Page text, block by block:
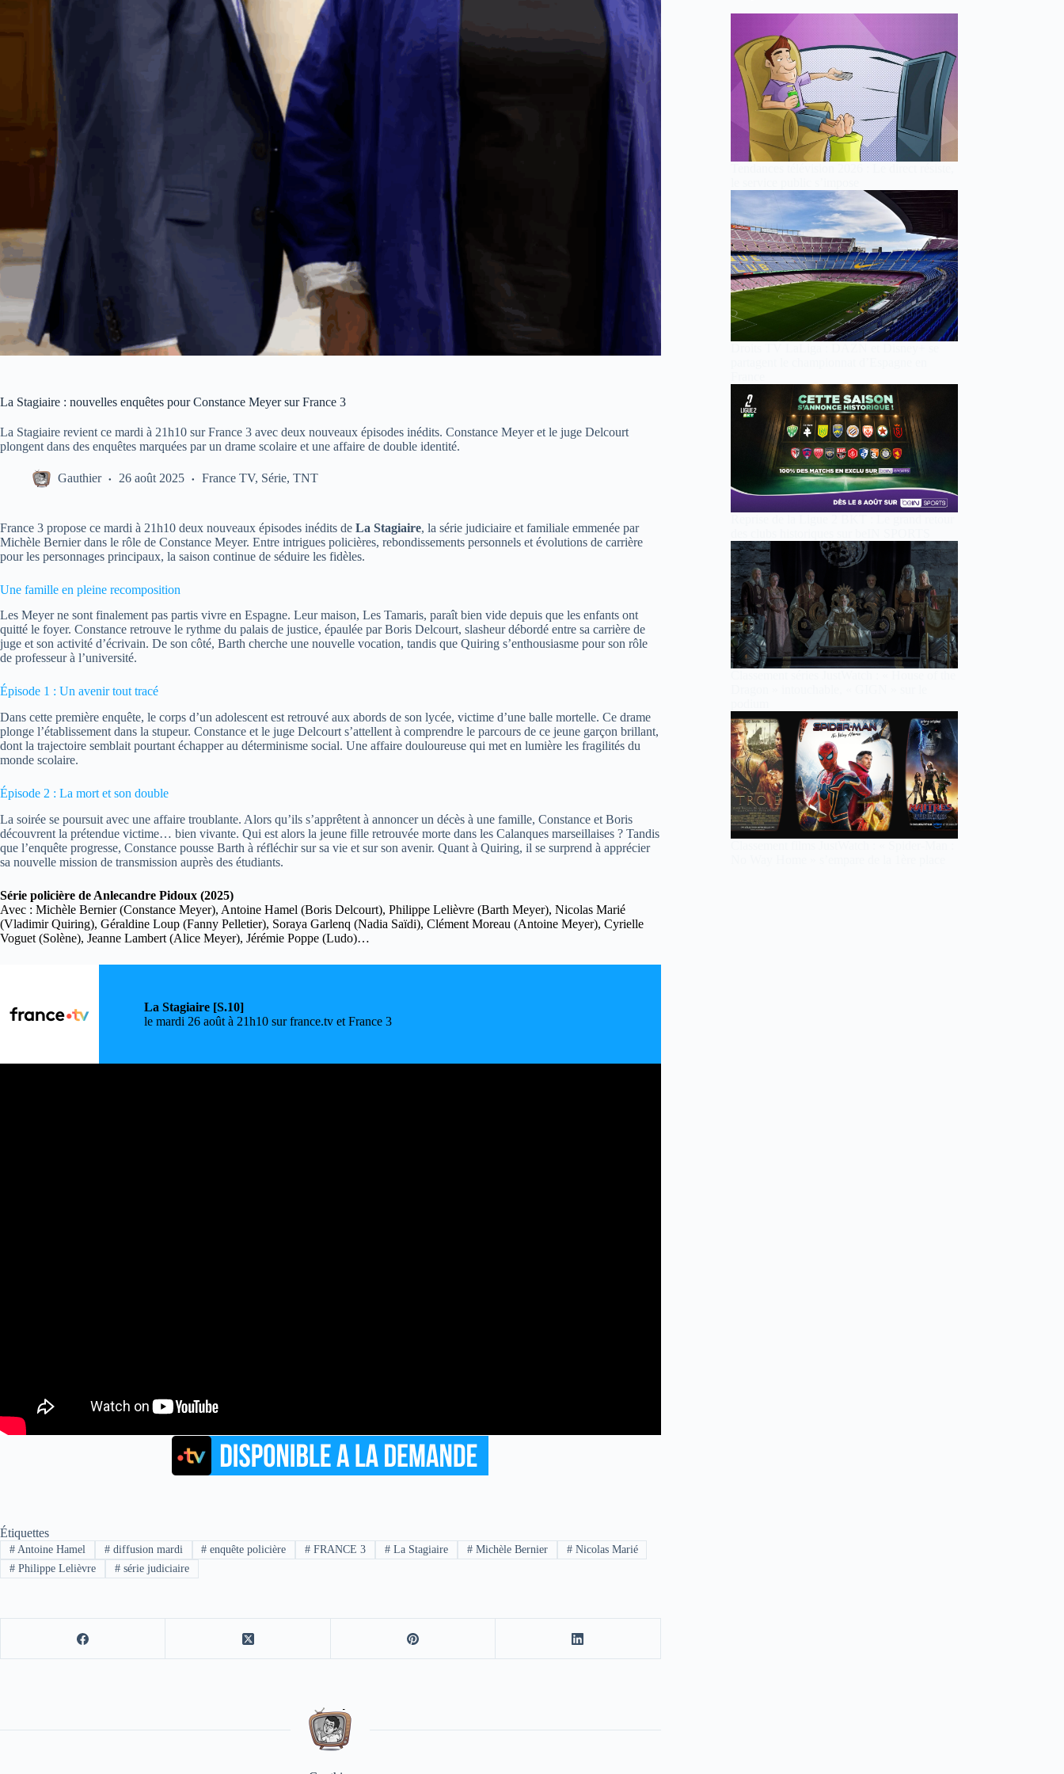
La Stagiaire : nouvelles enquêtes pour Constance Meyer sur France 3
La Stagiaire revient ce mardi à 21h10 sur France 3 avec deux nouveaux épisodes inédits. Constance Meyer et le juge Delcourt
plongent dans des enquêtes marquées par un drame scolaire et une affaire de double identité.
Gauthier 26 août 2025 France TV, Série, TNT
France 3 propose ce mardi à 21h10 deux nouveaux épisodes inédits de La Stagiaire, la série judiciaire et familiale emmenée par
Michèle Bernier dans le rôle de Constance Meyer. Entre intrigues policières, rebondissements personnels et évolutions de carrière
pour les personnages principaux, la saison continue de séduire les fidèles.
Une famille en pleine recomposition
Les Meyer ne sont finalement pas partis vivre en Espagne. Leur maison, Les Tamaris, paraît bien vide depuis que les enfants ont
quitté le foyer. Constance retrouve le rythme du palais de justice, épaulée par Boris Delcourt, slasheur débordé entre sa carrière de
juge et son activité d’écrivain. De son côté, Barth cherche une nouvelle vocation, tandis que Quiring s’enthousiasme pour son rôle
de professeur à l’université.
Épisode 1 : Un avenir tout tracé
Dans cette première enquête, le corps d’un adolescent est retrouvé aux abords de son lycée, victime d’une balle mortelle. Ce drame
plonge l’établissement dans la stupeur. Constance et le juge Delcourt s’attellent à comprendre le parcours de ce jeune garçon brillant,
dont la trajectoire semblait pourtant échapper au déterminisme social. Une affaire douloureuse qui met en lumière les fragilités du
monde scolaire.
Épisode 2 : La mort et son double
La soirée se poursuit avec une affaire troublante. Alors qu’ils s’apprêtent à annoncer un décès à une famille, Constance et Boris
découvrent la prétendue victime… bien vivante. Qui est alors la jeune fille retrouvée morte dans les Calanques marseillaises ? Tandis
que l’enquête progresse, Constance pousse Barth à réfléchir sur sa vie et sur son avenir. Quant à Quiring, il se surprend à apprécier
sa nouvelle mission de transmission auprès des étudiants.
Série policière de Anlecandre Pidoux (2025)
Avec : Michèle Bernier (Constance Meyer), Antoine Hamel (Boris Delcourt), Philippe Lelièvre (Barth Meyer), Nicolas Marié
(Vladimir Quiring), Géraldine Loup (Fanny Pelletier), Soraya Garlenq (Nadia Saïdi), Clément Moreau (Antoine Meyer), Cyrielle
Voguet (Solène), Jeanne Lambert (Alice Meyer), Jérémie Poppe (Ludo)…
La Stagiaire [S.10]
le mardi 26 août à 21h10 sur france.tv et France 3
Étiquettes
#Antoine Hamel #diffusion mardi # enquête policière # FRANCE 3 # La Stagiaire #Michèle Bernier #Nicolas Marié
#Philippe Lelièvre #série judiciaire